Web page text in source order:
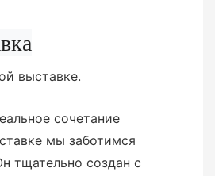
выставке.
сочетание
мы заботимся
тщательно создан с